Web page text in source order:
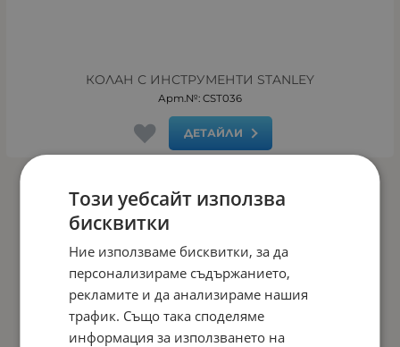
КОЛАН С ИНСТРУМЕНТИ STANLEY
Арт.№: CST036
ДЕТАЙЛИ
На страница по:
Този уебсайт използва
бисквитки
Ние използваме бисквитки, за да
персонализираме съдържанието,
рекламите и да анализираме нашия
трафик. Също така споделяме
информация за използването на